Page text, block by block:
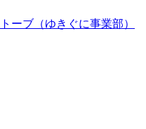
ーブ（ゆきぐに事業部）